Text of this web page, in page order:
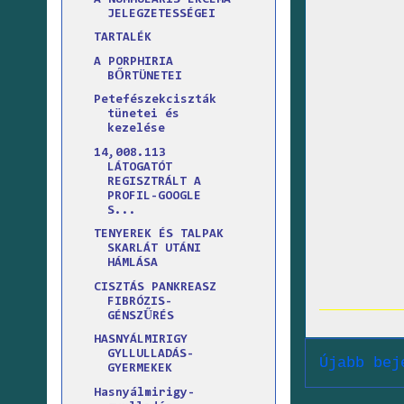
Újabb
JELEGZETESSÉGEI
TARTALÉK
A PORPHIRIA
BŐRTÜNETEI
Petefészekciszták
tünetei és
kezelése
14,008.113
LÁTOGATÓT
REGISZTRÁLT A
PROFIL-GOOGLE
S...
TENYEREK ÉS TALPAK
SKARLÁT UTÁNI
HÁMLÁSA
CISZTÁS PANKREASZ
FIBRÓZIS-
GÉNSZŰRÉS
HASNYÁLMIRIGY
GYLLULLADÁS-
GYERMEKEK
Hasnyálmirigy-